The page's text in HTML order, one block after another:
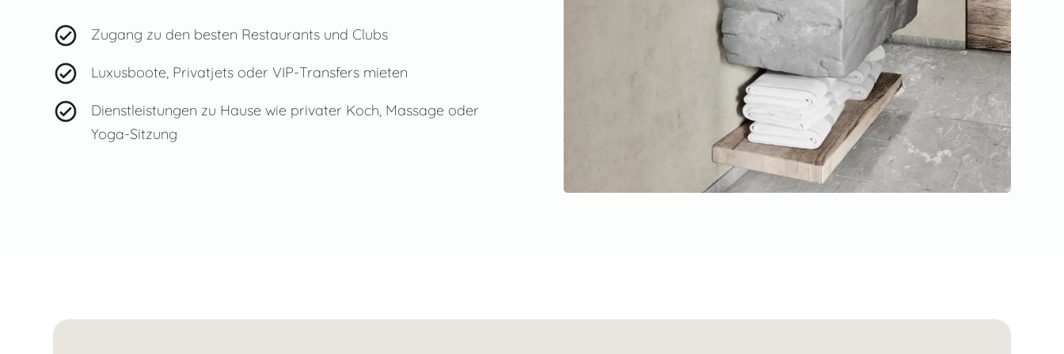
Zugang zu den besten Restaurants und Clubs
Luxusboote, Privatjets oder VIP-Transfers mieten
Dienstleistungen zu Hause wie privater Koch, Massage oder
Yoga-Sitzung